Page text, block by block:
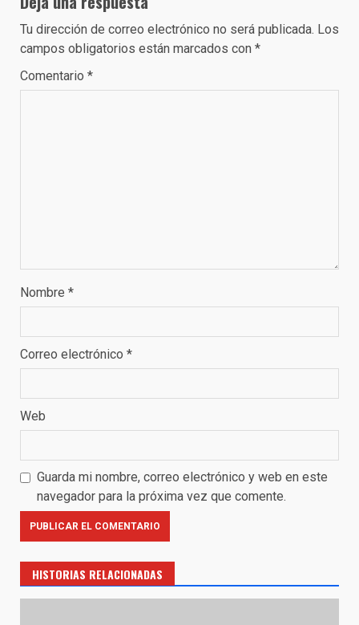
Tu dirección de correo electrónico no será publicada. Los
campos obligatorios están marcados con *
Comentario *
Nombre *
Correo electrónico *
Web
Guarda mi nombre, correo electrónico y web en este
navegador para la próxima vez que comente.
HISTORIAS RELACIONADAS